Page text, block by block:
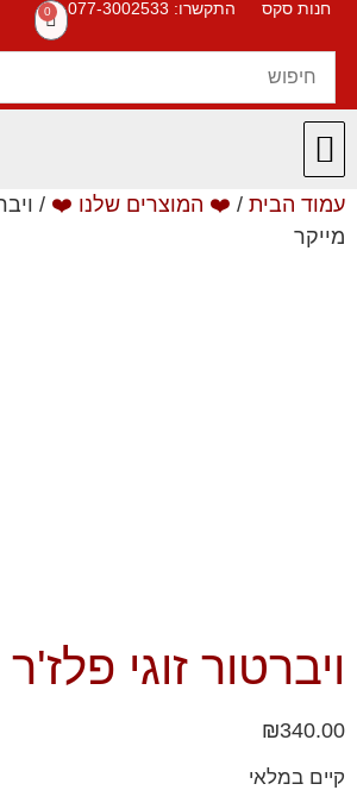
חנות סקס התקשרו: 077-3002533 0
עמוד הבית / ❤️ המוצרים שלנו ❤️ /
מייקר
ויברטור זוגי
₪340.00
קיים במלאי